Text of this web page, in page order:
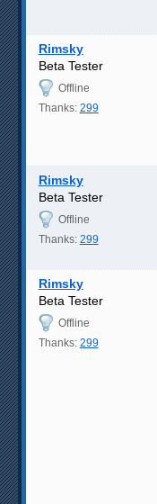
Rimsky
Beta Tester
Offline
Thanks: 299
Rimsky
Beta Tester
Offline
Thanks: 299
Rimsky
Beta Tester
Offline
Thanks: 299